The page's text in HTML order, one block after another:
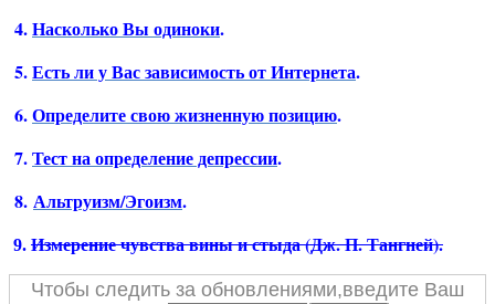
4.Насколько Вы одиноки.
5.Есть ли у Вас зависимость от Интернета.
6.Определите свою жизненную позицию.
7.Тест на определение депрессии.
8. Альтруизм/Эгоизм.
9. Измерение чувства вины и стыда (Дж. П. Тангней).
Чтобы следить за обновлениями,введите Ваш